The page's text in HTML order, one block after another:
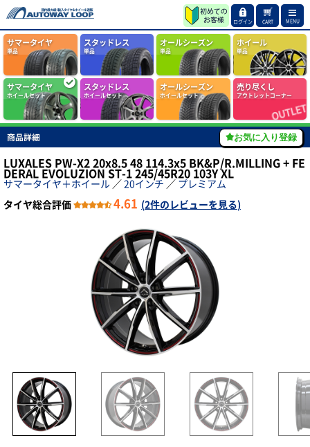
ログイン CART MENU
サマータイヤ
単品
スタッドレス
単品
オールシーズン
単品
ホイール
単品
サマータイヤ
ホイールセット
スタッドレス
ホイールセット
オールシーズン
ホイールセット
売り尽くし
アウトレットコーナー
商品詳細 お気に入り登録
LUXALES PW-X2 20x8.5 48 114.3x5 BK&P/R.MILLING + FE
DERAL EVOLUZION ST-1 245/45R20 103Y XL
サマータイヤ＋ホイール ／20インチ ／ プレミアム
タイヤ総合評価
4.61 (2件のレビューを見る)